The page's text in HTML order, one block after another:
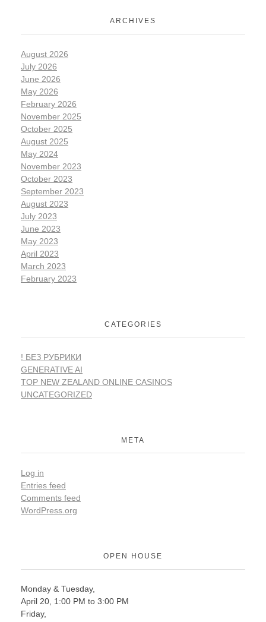
ARCHIVES
August 2026
July 2026
June 2026
May 2026
February 2026
November 2025
October 2025
August 2025
May 2024
November 2023
October 2023
September 2023
August 2023
July 2023
June 2023
May 2023
April 2023
March 2023
February 2023
CATEGORIES
! БЕЗ РУБРИКИ
GENERATIVE AI
TOP NEW ZEALAND ONLINE CASINOS
UNCATEGORIZED
META
Log in
Entries feed
Comments feed
WordPress.org
OPEN HOUSE
Monday & Tuesday,
April 20, 1:00 PM to 3:00 PM
Friday,